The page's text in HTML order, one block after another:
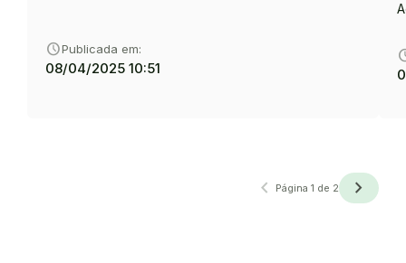
schedulePublicada em:
08/04/2025 10:51
navigate_before
Anterior
Página 1 de 2 navigate_next
Próxima